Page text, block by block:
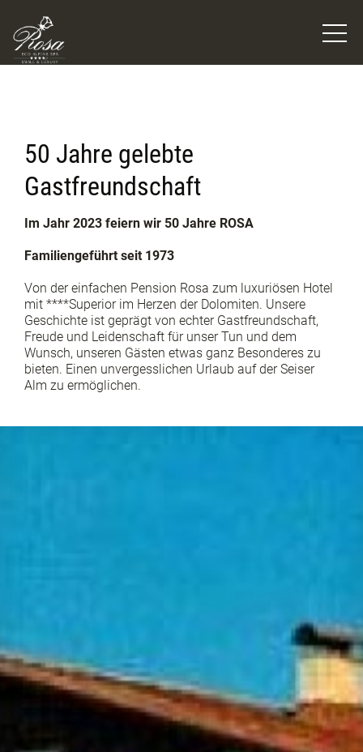
50 Jahre gelebte
Gastfreundschaft
Im Jahr 2023 feiern wir 50 Jahre ROSA
Familiengeführt seit 1973
Von der einfachen Pension Rosa zum luxuriösen Hotel
mit ****Superior im Herzen der Dolomiten. Unsere
Geschichte ist geprägt von echter Gastfreundschaft,
Freude und Leidenschaft für unser Tun und dem
Wunsch, unseren Gästen etwas ganz Besonderes zu
bieten. Einen unvergesslichen Urlaub auf der Seiser
Alm zu ermöglichen.